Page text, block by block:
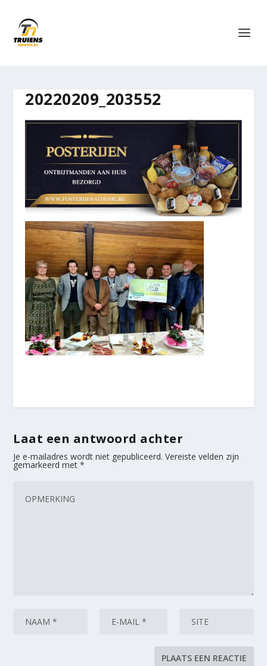
20220209_203552
Laat een antwoord achter
Je e-mailadres wordt niet gepubliceerd. Vereiste velden zijn
gemarkeerd met*